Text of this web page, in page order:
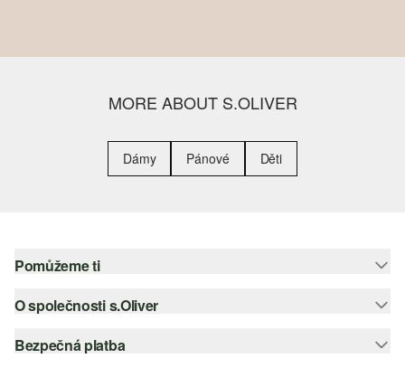
MORE ABOUT S.OLIVER
Dámy Pánové Děti
Pomůžeme ti
Nápověda – často kladené otázky
Nápověda k velikostem
O společnosti s.Oliver
Newsletter
Bezpečná platba